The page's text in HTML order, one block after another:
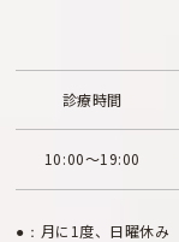
診療時間
10:00～19:00
●： 月に1度、日曜休